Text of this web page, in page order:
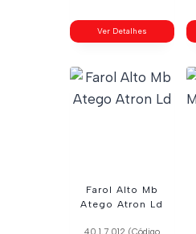
Ver Detalhes
Farol Alto Mb
Atego Atron Ld
40.1.7.012 (Código